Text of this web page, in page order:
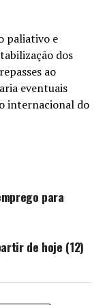
paliativo e
dos
ao
eventuais
internacional do
para
de hoje (12)